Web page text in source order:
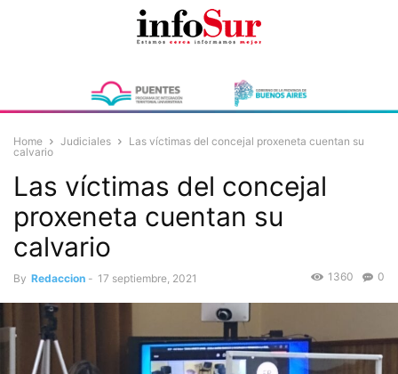
Home Judiciales
Las víctimas del concejal proxeneta cuentan su
calvario
Las víctimas del concejal
proxeneta cuentan su
calvario
By Redaccion - 17 septiembre, 2021 0
1360